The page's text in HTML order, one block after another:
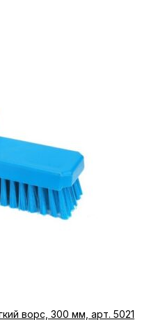
ворс, 300 мм, арт. 5021